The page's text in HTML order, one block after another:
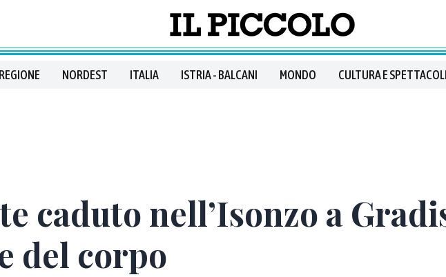
REGIONE NORDEST ITALIA ISTRIA - BALCANI MONDO CULTURA E SPETTACOLI
caduto nell’Isonzo a
del corpo